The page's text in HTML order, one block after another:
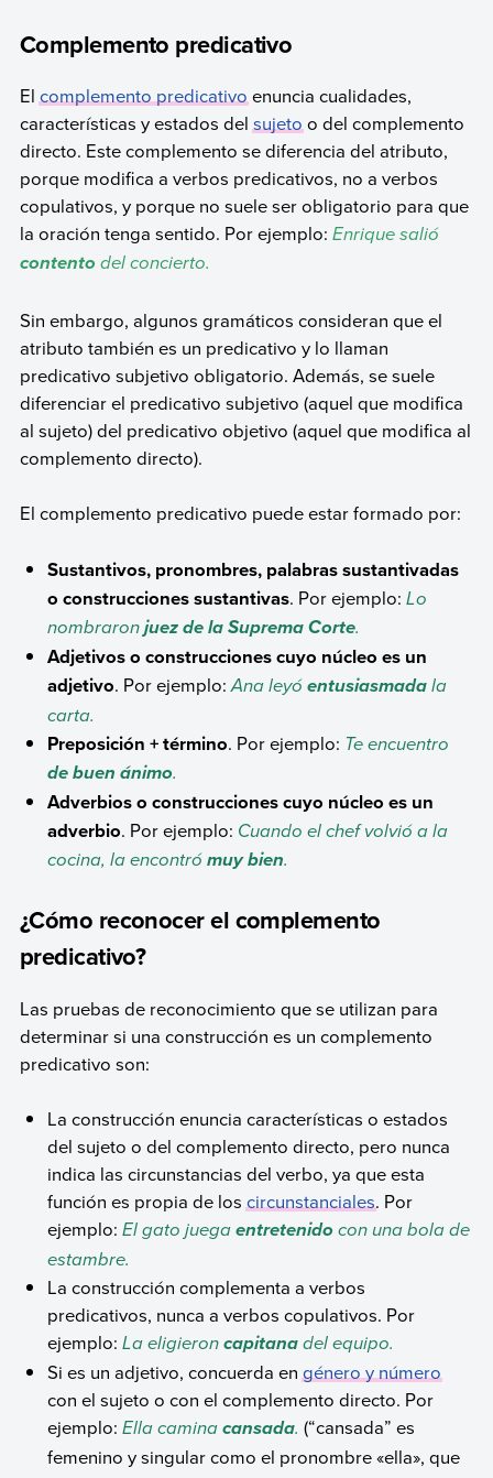
Complemento predicativo
Elcomplemento predicativoenuncia cualidades,
características y estados delsujetoo del complemento
directo. Este complemento se diferencia del atributo,
porque modifica a verbos predicativos, no a verbos
copulativos, y porque no suele ser obligatorio para que
la oración tenga sentido. Por ejemplo: Enrique salió
contento del concierto.
Sin embargo, algunos gramáticos consideran que el
atributo también es un predicativo y lo llaman
predicativo subjetivo obligatorio. Además, se suele
diferenciar el predicativo subjetivo (aquel que modifica
al sujeto) del predicativo objetivo (aquel que modifica al
complemento directo).
El complemento predicativo puede estar formado por:
Sustantivos, pronombres, palabras sustantivadas
o construcciones sustantivas. Por ejemplo: Lo
nombraronjuez de la Suprema Corte.
Adjetivos o construcciones cuyo núcleo es un
adjetivo. Por ejemplo:Ana leyóentusiasmadala
carta.
Preposición + término. Por ejemplo: Te encuentro
de buen ánimo.
Adverbios o construcciones cuyo núcleo es un
adverbio. Por ejemplo: Cuando el chef volvió a la
cocina, la encontrómuy bien.
¿Cómo reconocer el complemento
predicativo?
Las pruebas de reconocimiento que se utilizan para
determinar si una construcción es un complemento
predicativo son:
La construcción enuncia características o estados
del sujeto o del complemento directo, pero nunca
indica las circunstancias del verbo, ya que esta
función es propia de loscircunstanciales. Por
ejemplo:El gato juegaentretenidocon una bola de
estambre.
La construcción complementa a verbos
predicativos, nunca a verbos copulativos. Por
ejemplo:La eligieroncapitanadel equipo.
Si es un adjetivo, concuerda engénero y número
con el sujeto o con el complemento directo. Por
ejemplo:Ella caminacansada.(“cansada” es
femenino y singular como el pronombre «ella», que